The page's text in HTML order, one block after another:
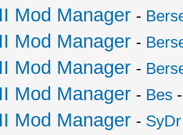
Mod Manager -
Mod Manager -
Mod Manager -
Mod Manager - Bes
Mod Manager - SyDr